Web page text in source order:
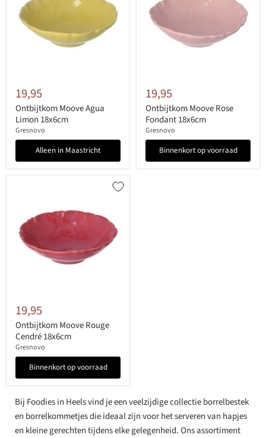
19,95
Ontbijtkom Moove Agua
Limon 18x6cm
Gresnovo
Alleen in Maastricht
19,95
Ontbijtkom Moove Rose
Fondant 18x6cm
Gresnovo
Binnenkort op voorraad
19,95
Ontbijtkom Moove Rouge
Cendré 18x6cm
Gresnovo
Binnenkort op voorraad
Bij Foodies in Heels vind je een veelzijdige collectie borrelbestek
en borrelkommetjes die ideaal zijn voor het serveren van hapjes
en kleine gerechten tijdens elke gelegenheid. Ons assortiment